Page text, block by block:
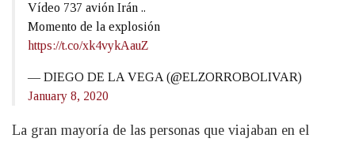
Vídeo 737 avión Irán ..
Momento de la explosión
https://t.co/xk4vykAauZ
— DIEGO DE LA VEGA (@ELZORROBOLIVAR)
January 8, 2020
La gran mayoría de las personas que viajaban en el